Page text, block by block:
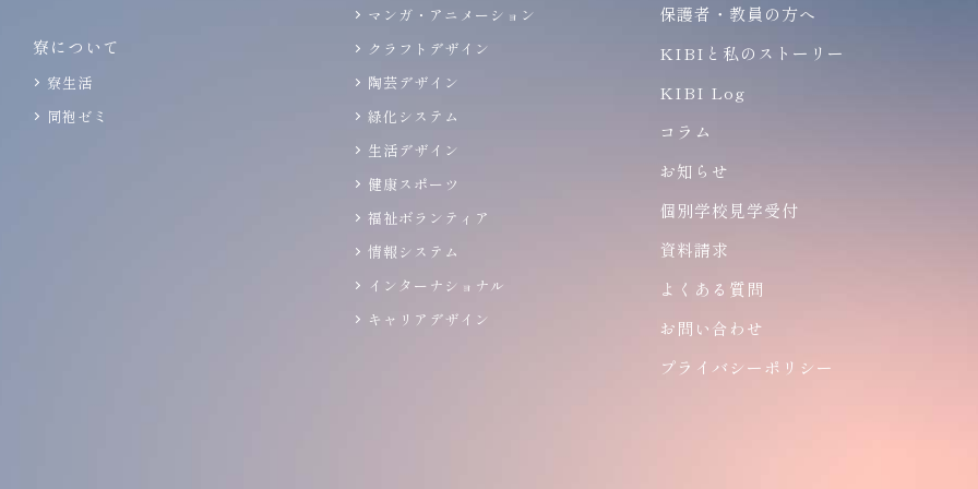
寮について
寮生活
同袍ゼミ
マンガ・アニメーション
クラフトデザイン
陶芸デザイン
緑化システム
生活デザイン
健康スポーツ
福祉ボランティア
情報システム
インターナショナル
キャリアデザイン
保護者・教員の方へ
KIBIと私のストーリー
KIBI Log
コラム
お知らせ
個別学校見学受付
資料請求
よくある質問
お問い合わせ
プライバシーポリシー